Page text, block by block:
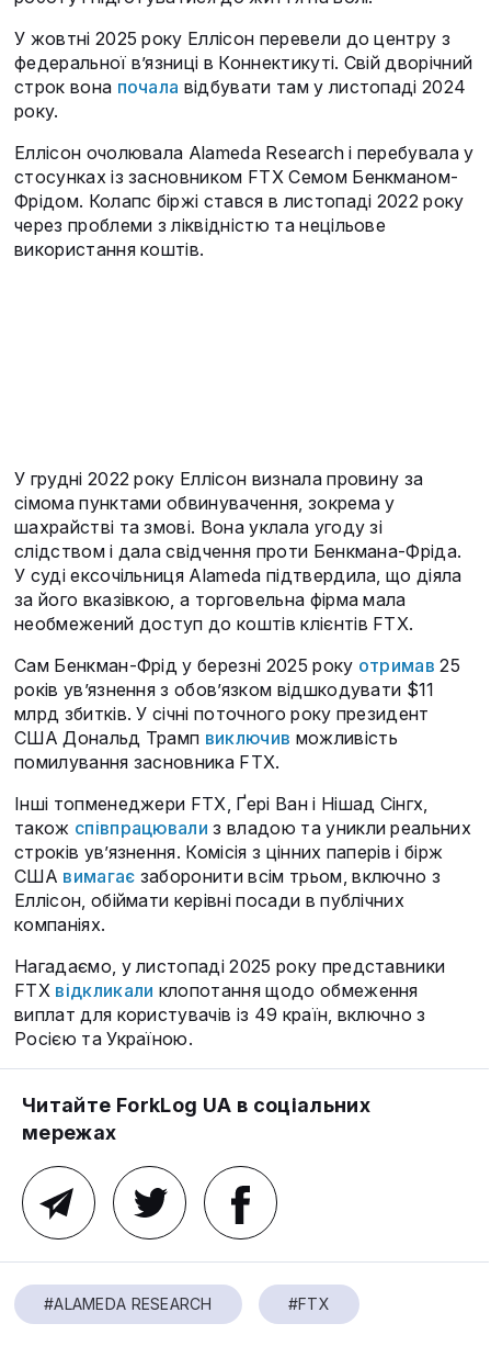
У жовтні 2025 року Еллісон перевели до центру з
федеральної в’язниці в Коннектикуті. Свій дворічний
строк вона почала відбувати там у листопаді 2024
року.
Еллісон очолювала Alameda Research і перебувала у
стосунках із засновником FTX Семом Бенкманом-
Фрідом. Колапс біржі стався в листопаді 2022 року
через проблеми з ліквідністю та нецільове
використання коштів.
У грудні 2022 року Еллісон визнала провину за
сімома пунктами обвинувачення, зокрема у
шахрайстві та змові. Вона уклала угоду зі
слідством і дала свідчення проти Бенкмана-Фріда.
У суді ексочільниця Alameda підтвердила, що діяла
за його вказівкою, а торговельна фірма мала
необмежений доступ до коштів клієнтів FTX.
Сам Бенкман-Фрід у березні 2025 року отримав 25
років ув’язнення з обов’язком відшкодувати $11
млрд збитків. У січні поточного року президент
США Дональд Трамп виключив можливість
помилування засновника FTX.
Інші топменеджери FTX, Ґері Ван і Нішад Сінгх,
також співпрацювали з владою та уникли реальних
строків ув’язнення. Комісія з цінних паперів і бірж
США вимагає заборонити всім трьом, включно з
Еллісон, обіймати керівні посади в публічних
компаніях.
Нагадаємо, у листопаді 2025 року представники
FTX відкликали клопотання щодо обмеження
виплат для користувачів із 49 країн, включно з
Росією та Україною.
Читайте ForkLog UA в соціальних
мережах
#ALAMEDA RESEARCH #FTX